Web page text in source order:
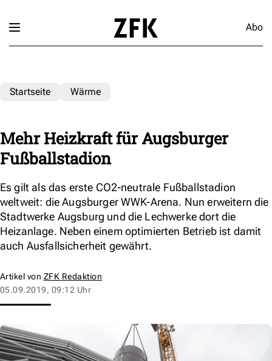
Abo
Startseite Wärme
Mehr Heizkraft für Augsburger
Fußballstadion
Es gilt als das erste CO2-neutrale Fußballstadion
weltweit: die Augsburger WWK-Arena. Nun erweitern die
Stadtwerke Augsburg und die Lechwerke dort die
Heizanlage. Neben einem optimierten Betrieb ist damit
auch Ausfallsicherheit gewährt.
Artikel von ZFK Redaktion
05.09.2019, 09:12 Uhr